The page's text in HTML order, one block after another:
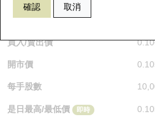
確認 取消
$0.105 0.005
買入/賣出價
開市價
每手股數
是日最高/最低價 即時
認股證到期結算價查詢
認股證分析儀
認股證速算機
正股牛熊證列表
新發行瑞銀牛熊證
已收回牛熊證剩餘價值
資金流
街貨統計
三十大平均引伸波幅
國指成份股
科指成份股
相關資產沽空
認股證投資者教育
牛熊證投資者教育
認股證牛熊證常問問題